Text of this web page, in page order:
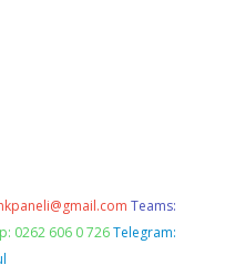
Teams:
0262 606 0 726 Telegram: